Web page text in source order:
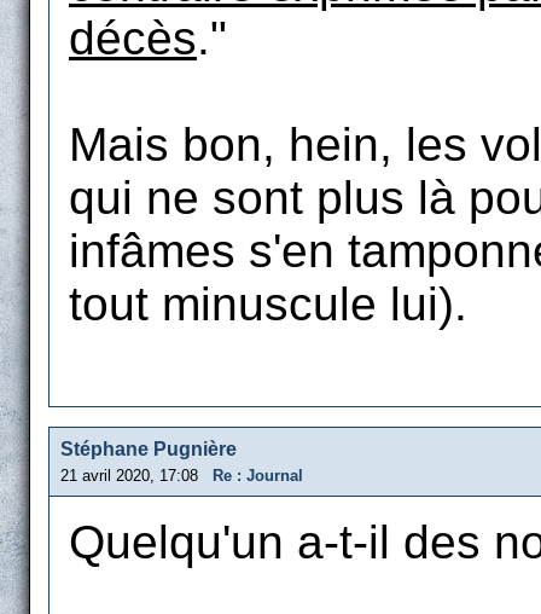
décès."
Mais bon, hein, les
qui ne sont plus là
infâmes s'en
tout minuscule lui).
Stéphane Pugnière
21 avril 2020, 17:08 Re : Journal
Quelqu'un a-t-il des